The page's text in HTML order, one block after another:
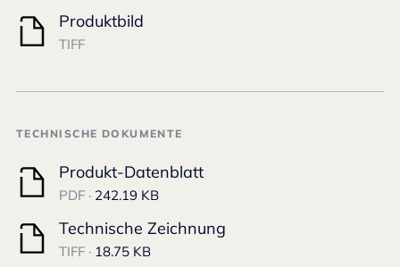
Produktbild
TIFF
TECHNISCHE DOKUMENTE
Produkt-Datenblatt
PDF · 242.19 KB
Technische Zeichnung
TIFF · 18.75 KB